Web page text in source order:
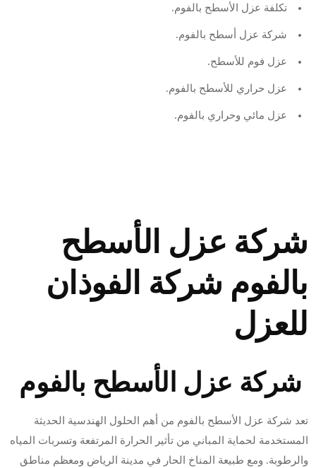
تكلفة عزل الأسطح بالفوم.
شركة عزل أسطح بالفوم.
عزل فوم للأسطح.
عزل حراري للأسطح بالفوم.
عزل مائي وحراري بالفوم.
شركة عزل الأسطح
بالفوم شركة الفوذان
للعزل
شركة عزل الأسطح بالفوم
تعد شركة عزل الأسطح بالفوم من أهم الحلول الهندسية الحديثة
المستخدمة لحماية المباني من تأثير الحرارة المرتفعة وتسربات المياه
والرطوبة. ومع طبيعة المناخ الحار في مدينة الرياض ومعظم مناطق